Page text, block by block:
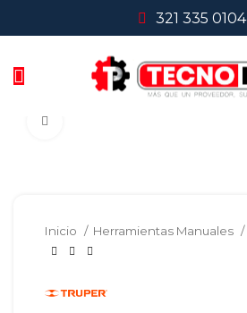
321 335 0104
Inicio Herramientas Manuales